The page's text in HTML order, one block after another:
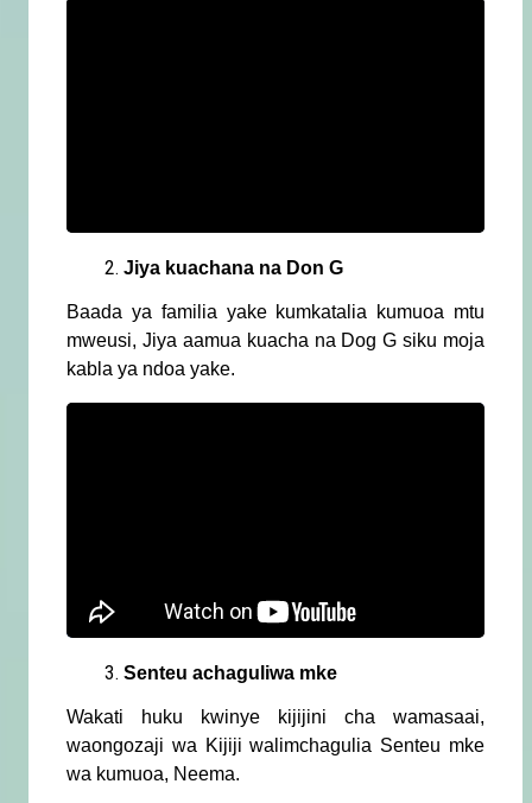
Jiya kuachana na Don G
Baada ya familia yake kumkatalia kumuoa mtu
mweusi, Jiya aamua kuacha na Dog G siku moja
kabla ya ndoa yake.
Senteu achaguliwa mke
Wakati huku kwinye kijijini cha wamasaai,
waongozaji wa Kijiji walimchagulia Senteu mke
wa kumuoa, Neema.